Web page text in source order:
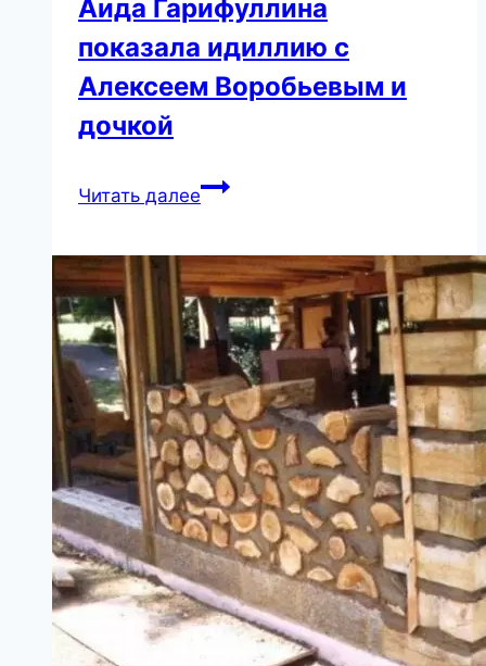
Аида Гарифуллина
показала идиллию с
Алексеем Воробьевым и
дочкой
Читать далееАида
идиллию
с
Алексеем
Воробьевым
и
дочкой